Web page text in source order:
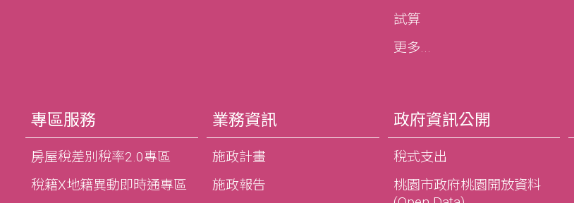
試算
更多...
專區服務
房屋稅差別稅率2.0專區
稅籍X地籍異動即時通專區
業務資訊
施政計畫
施政報告
政府資訊公開
稅式支出
桃園市政府桃園開放資料